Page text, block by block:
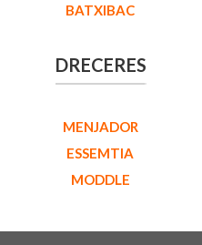
BATXIBAC
DRECERES
MENJADOR
ESSEMTIA
MODDLE